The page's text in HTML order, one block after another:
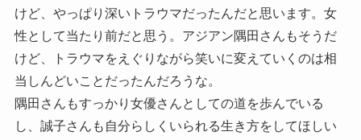
けど、やっぱり深いトラウマだったんだと思います。女
性として当たり前だと思う。アジアン隅田さんもそうだ
けど、トラウマをえぐりながら笑いに変えていくのは相
当しんどいことだったんだろうな。
隅田さんもすっかり女優さんとしての道を歩んでいる
し、誠子さんも自分らしくいられる生き方をしてほしい